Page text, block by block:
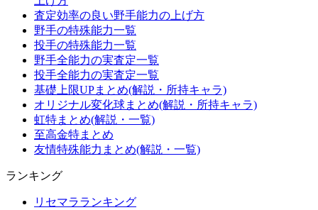
査定効率の良い野手能力の上げ方
野手の特殊能力一覧
投手の特殊能力一覧
野手全能力の実査定一覧
投手全能力の実査定一覧
基礎上限UPまとめ(解説・所持キャラ)
オリジナル変化球まとめ(解説・所持キャラ)
虹特まとめ(解説・一覧)
至高金特まとめ
友情特殊能力まとめ(解説・一覧)
ランキング
リセマラランキング